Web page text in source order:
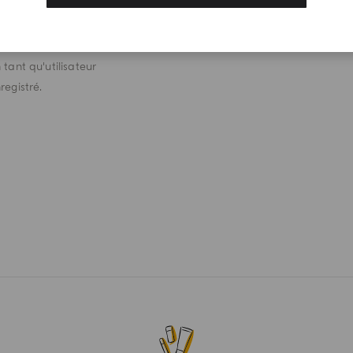
recevez en cadeau un
tant qu'utilisateur